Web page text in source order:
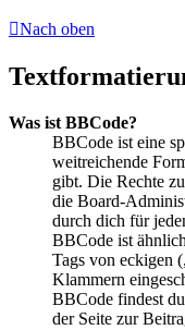
Nach oben
Was ist BBCode?
BBCode ist eine
weitreichende
gibt. Die Rechte
die Board-
durch dich für
BBCode ist
Tags von eckigen
Klammern
BBCode findest
der Seite zur